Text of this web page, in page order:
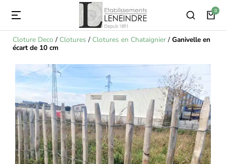
Cloture Deco / Clotures / Clotures en Chataignier/ Ganivelle en
écart de 10 cm